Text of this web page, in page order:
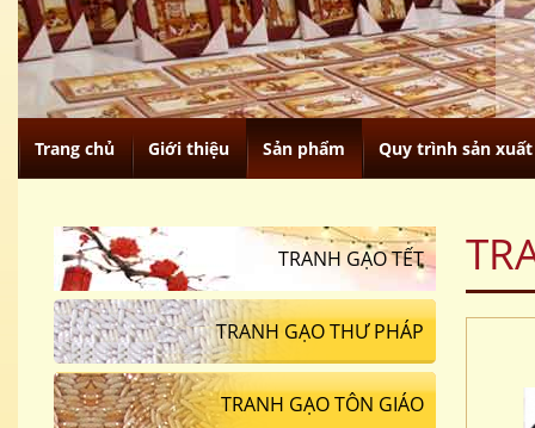
Trang chủ Giới thiệu Sản phẩm Quy trình sản xuất
TRANH GẠO TẾT
TRANH GẠO THƯ PHÁP
TRANH GẠO TÔN GIÁO